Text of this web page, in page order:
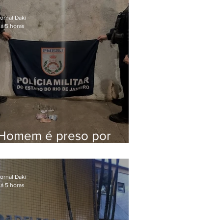
pelo assassinato
Marielle Franco
é preso por
Daki
5 horas
Daki
5 horas